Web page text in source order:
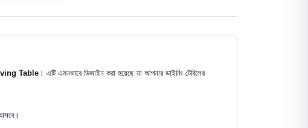
Table । এটি এমনভাবে ডিজাইন করা হয়েছে যা আপনার ডাইনিং টেবিলের